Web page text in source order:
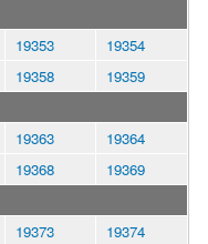
19353
19354
19358
19359
19363
19364
19368
19369
19373
19374